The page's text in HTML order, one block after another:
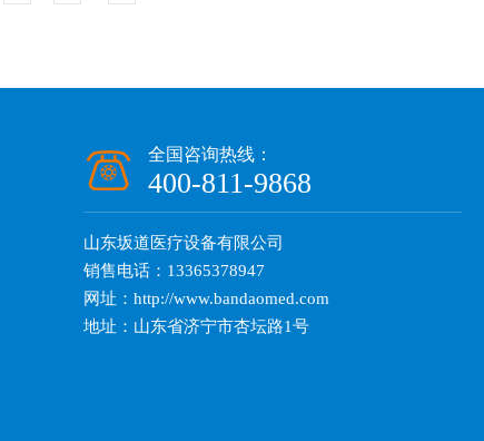
全国咨询热线：
400-811-9868
山东坂道医疗设备有限公司
销售电话：13365378947
网址：http://www.bandaomed.com
地址：山东省济宁市杏坛路1号